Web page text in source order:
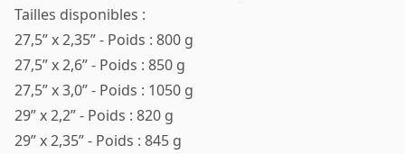
Tailles disponibles :
27,5” x 2,35” - Poids : 800 g
27,5” x 2,6” - Poids : 850 g
27,5” x 3,0” - Poids : 1050 g
29” x 2,2” - Poids : 820 g
29” x 2,35” - Poids : 845 g